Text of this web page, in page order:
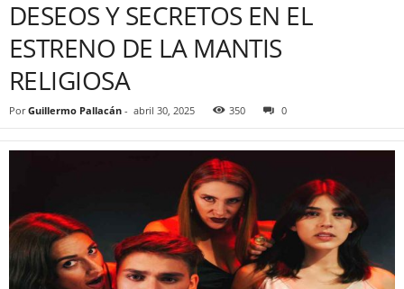
DESEOS Y SECRETOS EN EL
ESTRENO DE LA MANTIS
RELIGIOSA
Por Guillermo Pallacán - abril 30, 2025 350 0